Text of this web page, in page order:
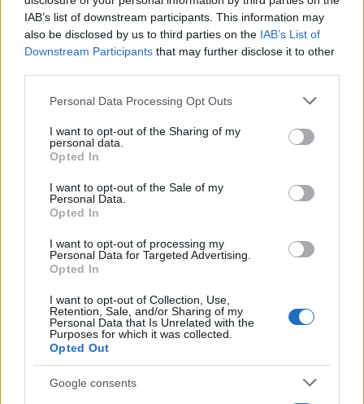
IAB’s list of downstream participants. This information may
also be disclosed by us to third parties on the IAB’s List of
Downstream Participants that may further disclose it to other
Please note that this website/app uses one or more Google
not limited to your visit or usage behaviour. You may click to
grant or deny consent to Google and its third-party tags to
use your data for below specified purposes in below Google
consent section.
Personal Data Processing Opt Outs
I want to opt-out of the Sharing of my
personal data.
Opted In
I want to opt-out of the Sale of my
Personal Data.
Opted In
I want to opt-out of processing my
Personal Data for Targeted Advertising.
Opted In
I want to opt-out of Collection, Use,
Retention, Sale, and/or Sharing of my
Personal Data that Is Unrelated with the
Purposes for which it was collected.
Opted Out
Google consents
Minden valószínűség szerint sikeres volt a Guinness-
rekordkísérlet. Hóvári János, a Zrínyi Miklós?Szigetvár 1566
Emlékév Emlékbizottság elnöke a kísérletet követően
vállalását. A zenészek teljesítményét a vállalkozást
felügyelő bizottság hitelesítette, elismerve, hogy a
kezdeményezés magyar rekord, egyúttal felterjesztették
azt Guinness-rekordnak ? jelezte Hóvári János, aki
következő hónapokban Londonban döntenek.